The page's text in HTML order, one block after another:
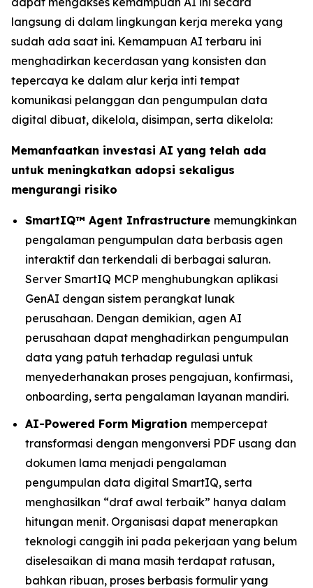
langsung di dalam lingkungan kerja mereka yang
sudah ada saat ini. Kemampuan AI terbaru ini
menghadirkan kecerdasan yang konsisten dan
tepercaya ke dalam alur kerja inti tempat
komunikasi pelanggan dan pengumpulan data
digital dibuat, dikelola, disimpan, serta dikelola:
Memanfaatkan investasi AI yang telah ada
untuk meningkatkan adopsi sekaligus
mengurangi risiko
SmartIQ™ Agent Infrastructure memungkinkan
pengalaman pengumpulan data berbasis agen
interaktif dan terkendali di berbagai saluran.
Server SmartIQ MCP menghubungkan aplikasi
GenAI dengan sistem perangkat lunak
perusahaan. Dengan demikian, agen AI
perusahaan dapat menghadirkan pengumpulan
data yang patuh terhadap regulasi untuk
menyederhanakan proses pengajuan, konfirmasi,
onboarding, serta pengalaman layanan mandiri.
AI-Powered Form Migration mempercepat
transformasi dengan mengonversi PDF usang dan
dokumen lama menjadi pengalaman
pengumpulan data digital SmartIQ, serta
menghasilkan “draf awal terbaik” hanya dalam
hitungan menit. Organisasi dapat menerapkan
teknologi canggih ini pada pekerjaan yang belum
diselesaikan di mana masih terdapat ratusan,
bahkan ribuan, proses berbasis formulir yang